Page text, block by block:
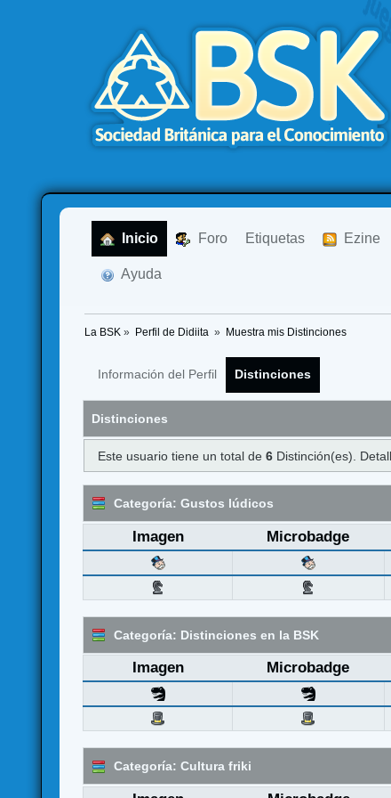
Inicio Foro Etiquetas Ezine
Ayuda
La BSK » Perfil de Didiita » Muestra mis Distinciones
Información del Perfil Distinciones
Distinciones
Este usuario tiene un total de 6Distinción(es).
Categoría: Gustos lúdicos
Imagen Microbadge
Categoría: Distinciones en la BSK
Imagen Microbadge
Categoría: Cultura friki